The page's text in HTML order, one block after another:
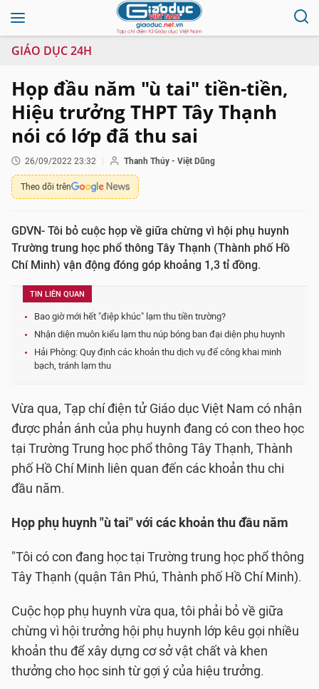
GIÁO DỤC 24H
Họp đầu năm "ù tai" tiền-tiền,
Hiệu trưởng THPT Tây Thạnh
nói có lớp đã thu sai
26/09/2022 23:32 Thanh Thúy - Việt Dũng
Theo dõi trên
GDVN- Tôi bỏ cuộc họp về giữa chừng vì hội phụ huynh
Trường trung học phổ thông Tây Thạnh (Thành phố Hồ
Chí Minh) vận động đóng góp khoảng 1,3 tỉ đồng.
TIN LIÊN QUAN
Bao giờ mới hết "điệp khúc" lạm thu tiền trường?
Nhận diện muôn kiểu lạm thu núp bóng ban đại diện phụ huynh
Hải Phòng: Quy định các khoản thu dịch vụ để công khai minh
bạch, tránh lạm thu
Vừa qua, Tạp chí điện tử Giáo dục Việt Nam có nhận
được phản ánh của phụ huynh đang có con theo học
tại Trường Trung học phổ thông Tây Thạnh, Thành
phố Hồ Chí Minh liên quan đến các khoản thu chi
đầu năm.
Họp phụ huynh "ù tai" với các khoản thu đầu năm
"Tôi có con đang học tại Trường trung học phổ thông
Tây Thạnh (quận Tân Phú, Thành phố Hồ Chí Minh).
Cuộc họp phụ huynh vừa qua, tôi phải bỏ về giữa
chừng vì hội trưởng hội phụ huynh lớp kêu gọi nhiều
khoản thu để xây dựng cơ sở vật chất và khen
thưởng cho học sinh từ gợi ý của hiệu trưởng.